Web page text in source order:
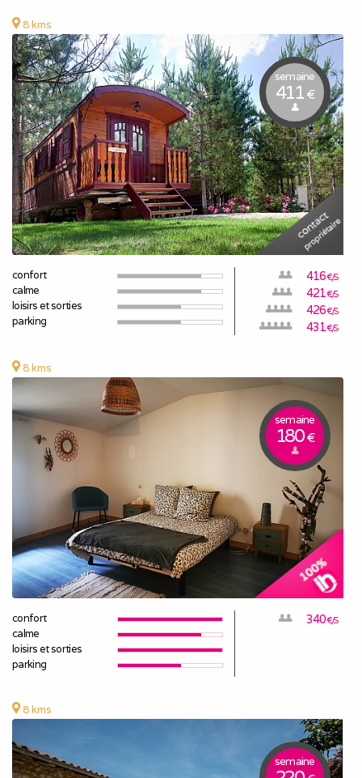
8 kms
semaine
411€
confort
calme
loisirs et sorties
parking
416€/S
421€/S
426€/S
431€/S
8 kms
semaine
180€
confort
calme
loisirs et sorties
parking
340€/S
8 kms
semaine